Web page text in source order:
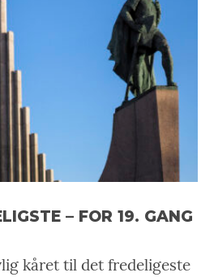
– FOR 19. GANG
kåret til det fredeligeste